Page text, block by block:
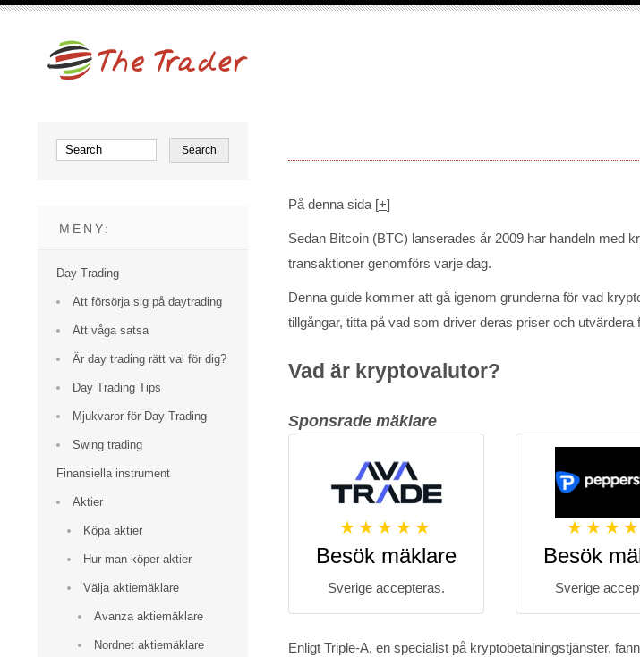
På denna sida [+]
Sedan Bitcoin (BTC) lanserades år 2009 har handeln med
transaktioner genomförs varje dag.
Denna guide kommer att gå igenom grunderna för vad
tillgångar, titta på vad som driver deras priser och
Vad är kryptovalutor?
Sponsrade mäklare
Besök mäklare
Sverige accepteras.
Besök
Sverige
Enligt Triple-A, en specialist på kryptobetalningstjänster,
MENY:
Day Trading
Att försörja sig på daytrading
Att våga satsa
Är day trading rätt val för dig?
Day Trading Tips
Mjukvaror för Day Trading
Swing trading
Finansiella instrument
Aktier
Köpa aktier
Hur man köper aktier
Välja aktiemäklare
Avanza aktiemäklare
Nordnet aktiemäklare